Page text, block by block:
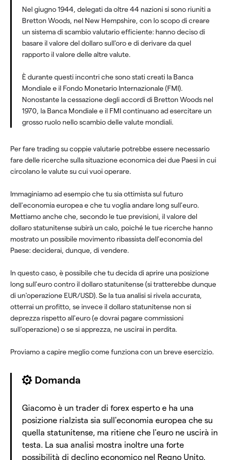
Nel giugno 1944, delegati da oltre 44 nazioni si sono riuniti a
Bretton Woods, nel New Hempshire, con lo scopo di creare
un sistema di scambio valutario efficiente: hanno deciso di
basare il valore del dollaro sull'oro e di derivare da quel
rapporto il valore delle altre valute.
È durante questi incontri che sono stati creati la Banca
Mondiale e il Fondo Monetario Internazionale (FMI).
Nonostante la cessazione degli accordi di Bretton Woods nel
1970, la Banca Mondiale e il FMI continuano ad esercitare un
grosso ruolo nello scambio delle valute mondiali.
Per fare trading su coppie valutarie potrebbe essere necessario
fare delle ricerche sulla situazione economica dei due Paesi in cui
circolano le valute su cui vuoi operare.
Immaginiamo ad esempio che tu sia ottimista sul futuro
dell'economia europea e che tu voglia andare long sull'euro.
Mettiamo anche che, secondo le tue previsioni, il valore del
dollaro statunitense subirà un calo, poiché le tue ricerche hanno
mostrato un possibile movimento ribassista dell'economia del
Paese: deciderai, dunque, di vendere.
In questo caso, è possibile che tu decida di aprire una posizione
long sull'euro contro il dollaro statunitense (si tratterebbe dunque
di un'operazione EUR/USD). Se la tua analisi si rivela accurata,
otterrai un profitto, se invece il dollaro statunitense non si
deprezza rispetto all'euro (e dovrai pagare commissioni
sull'operazione) o se si apprezza, ne uscirai in perdita.
Proviamo a capire meglio come funziona con un breve esercizio.
Domanda
Giacomo è un trader di forex esperto e ha una
posizione rialzista sia sull'economia europea che su
quella statunitense, ma ritiene che l'euro ne uscirà in
testa. La sua analisi mostra inoltre una forte
possibilità di declino economico nel Regno Unito.